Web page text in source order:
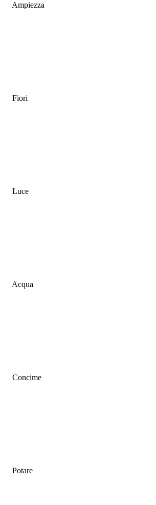
Ampiezza
Fiori
Luce
Acqua
Concime
Potare